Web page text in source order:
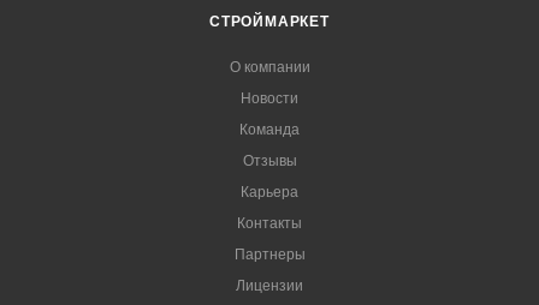
СТРОЙМАРКЕТ
О компании
Новости
Команда
Отзывы
Карьера
Контакты
Партнеры
Лицензии